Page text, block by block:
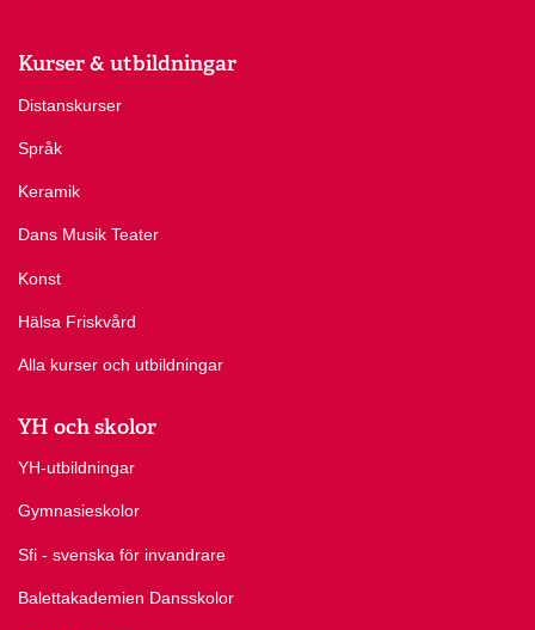
Kurser & utbildningar
Distanskurser
Språk
Keramik
Dans Musik Teater
Konst
Hälsa Friskvård
Alla kurser och utbildningar
YH och skolor
YH-utbildningar
Gymnasieskolor
Sfi - svenska för invandrare
Balettakademien Dansskolor